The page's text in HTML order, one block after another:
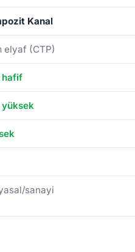
Kanal
elyaf (CTP)
hafif
yüksek
sanayi